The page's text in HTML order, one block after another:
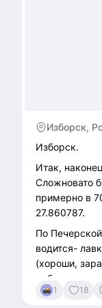
Изборск,
Изборск.
Итак,
Сложновато
примерно в
27.860787.
По
водится-
(хороши,
добротно
подошва!
1 18